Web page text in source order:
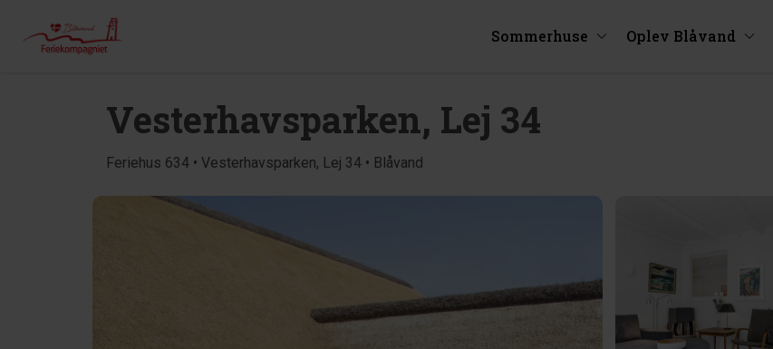
Sommerhuse Oplev Blåvand
Vesterhavsparken, Lej 34
Feriehus 634 • Vesterhavsparken, Lej 34 • Blåvand